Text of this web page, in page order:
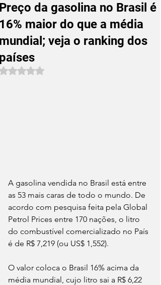
da gasolina no Brasil é
maior do que a média
veja o ranking dos
Avaliado com NaN de 5 estrelas.
A gasolina vendida no Brasil está entre
as 53 mais caras de todo o mundo. De
acordo com pesquisa feita pela Global
Petrol Prices entre 170 nações, o litro
do combustível comercializado no País
é de R$ 7,219 (ou US$ 1,552).
O valor coloca o Brasil 16% acima da
média mundial, cujo litro sai a R$ 6,22